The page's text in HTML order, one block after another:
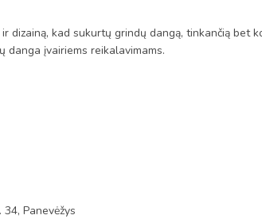
kad sukurtų grindų dangą, tinkančią bet
danga įvairiems reikalavimams.
Panevėžys